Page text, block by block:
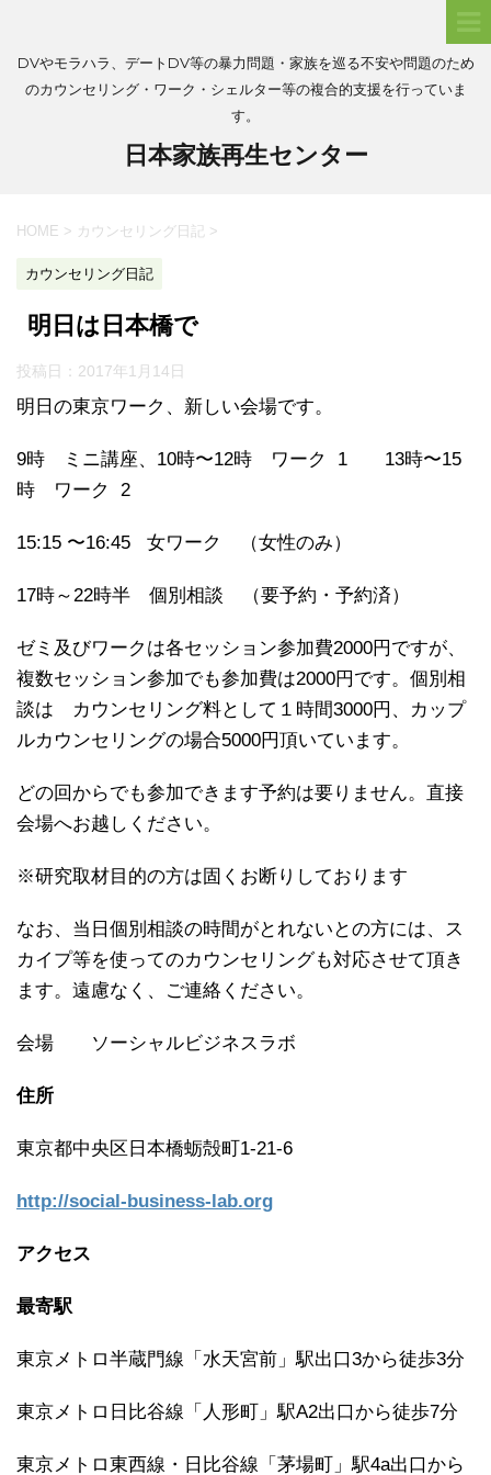
DVやモラハラ、デートDV等の暴力問題・家族を巡る不安や問題のため
のカウンセリング・ワーク・シェルター等の複合的支援を行っていま
す。
日本家族再生センター
HOME > カウンセリング日記 >
カウンセリング日記
明日は日本橋で
投稿日： 2017年1月14日
明日の東京ワーク、新しい会場です。
9時 ミニ講座、10時〜12時 ワーク 1 13時〜15
時 ワーク 2
15:15 〜16:45 女ワーク （女性のみ）
17時～22時半 個別相談 （要予約・予約済）
ゼミ及びワークは各セッション参加費2000円ですが、
複数セッション参加でも参加費は2000円です。個別相
談は カウンセリング料として１時間3000円、カップ
ルカウンセリングの場合5000円頂いています。
どの回からでも参加できます予約は要りません。直接
会場へお越しください。
※研究取材目的の方は固くお断りしております
なお、当日個別相談の時間がとれないとの方には、ス
カイプ等を使ってのカウンセリングも対応させて頂き
ます。遠慮なく、ご連絡ください。
会場 ソーシャルビジネスラボ
住所
東京都中央区日本橋蛎殻町1-21-6
http://social-business-lab.org
アクセス
最寄駅
東京メトロ半蔵門線「水天宮前」駅出口3から徒歩3分
東京メトロ日比谷線「人形町」駅A2出口から徒歩7分
東京メトロ東西線・日比谷線「茅場町」駅4a出口から